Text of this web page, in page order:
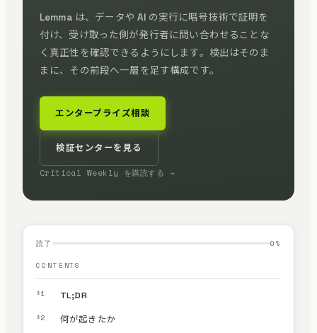
Lemma は、データや AI の実行に暗号技術で証明を
付け、受け取った側が発行者に問い合わせることな
く真正性を確認できるようにします。検出はそのま
まに、その前段へ一層を足す構成です。
エンタープライズ相談
検証センターを見る
Critical Weekly を購読する →
読了 0 %
CONTENTS
§1 TL;DR
§2 何が起きたか